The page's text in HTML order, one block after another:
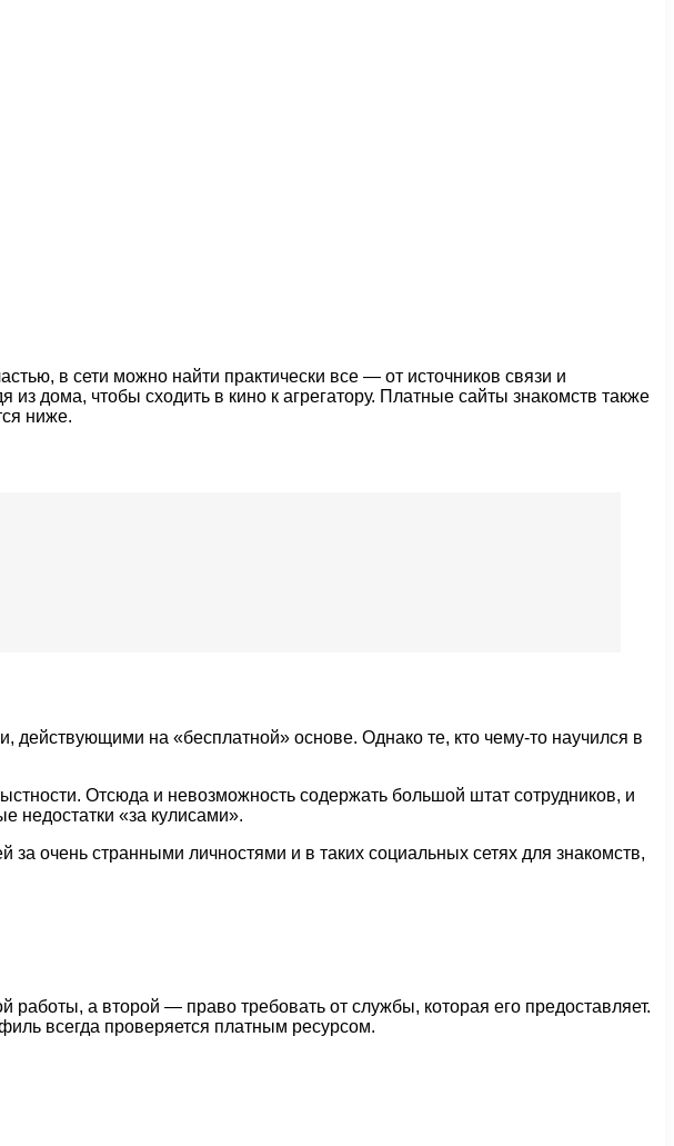
в сети можно найти практически все — от источников связи и
дома, чтобы сходить в кино к агрегатору. Платные сайты знакомств также
ниже.
на «бесплатной» основе. Однако те, кто чему-то научился в
Отсюда и невозможность содержать большой штат сотрудников, и
недостатки «за кулисами».
очень странными личностями и в таких социальных сетях для знакомств,
а второй — право требовать от службы, которая его предоставляет.
всегда проверяется платным ресурсом.